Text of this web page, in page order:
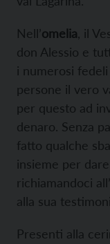
Nell’omelia , il
don Alessio e
i numerosi
persone il vero
per questo ad
denaro. Senza
fatto qualche
insieme per
richiamandoci all’
alla sua
Presenti alla